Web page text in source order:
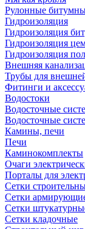
Рулонные
Гидроизоляция
Гидроизоляция
Гидроизоляция
Гидроизоляция
Внешняя
Трубы для
Фитинги и
Водостоки
Водосточные
Водосточные
Камины, печи
Печи
Каминокомплекты
Очаги
Порталы для
Сетки
Сетки
Сетки
Сетки кладочные